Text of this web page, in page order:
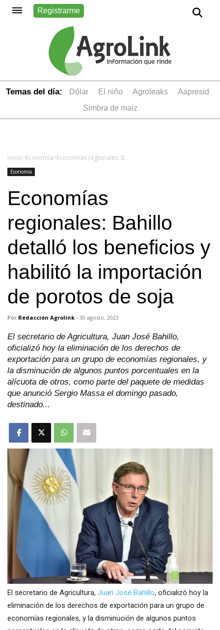
Registrarme
Temas del día: dólar el niño Agroleaks
aapresid
simbra de maiz
Inicio>Economía> Economías regionales: Bahillo detalló los beneficios y habilitó la importación de porotos de soja
Economía
Economías
regionales: Bahillo
detalló los beneficios y
habilitó la importación
de porotos de soja
Por Redacción Agrolink - 30 agosto, 2023
El secretario de Agricultura, Juan José Bahillo,
oficializó hoy la eliminación de los derechos de
exportación para un grupo de economías regionales, y
la disminución de algunos puntos porcentuales en la
alícuota de otros, como parte del paquete de medidas
que anunció Sergio Massa el domingo pasado,
destinado...
El secretario de Agricultura, Juan José Bahillo, oficializó hoy la
eliminación de los derechos de exportación para un grupo de
economías regionales, y la disminución de algunos puntos